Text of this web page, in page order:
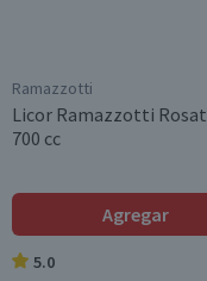
Tamaño
Individual
Nota
de 18 años.
Garantía Mínima
Válida hasta su fecha
Ramazzotti
Licor Ramazzotti
700 cc
Agregar
5.0